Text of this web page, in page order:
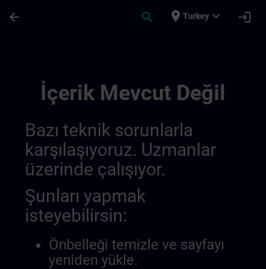
arrow_back search place Turkey expand_more login
İçerik Mevcut Değil
Bazı teknik sorunlarla
karşılaşıyoruz. Uzmanlar
üzerinde çalışıyor.
Şunları yapmak
isteyebilirsin:
Önbelleği temizle ve sayfayı
yeniden yükle.